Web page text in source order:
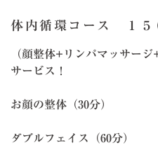
体内循環コース １
（顔整体+リンパマッサー
サービス！
お顔の整体（30分）
ダブルフェイス（60分